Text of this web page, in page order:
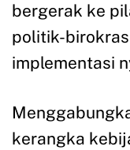
bergerak ke
politik-
implementasi
kerangka